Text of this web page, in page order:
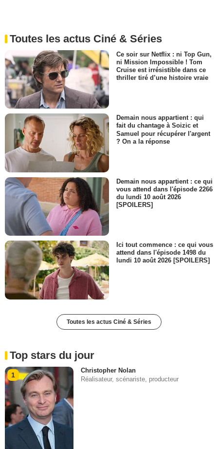
Toutes les actus Ciné & Séries
Ce soir sur Netflix : ni Top Gun,
ni Mission Impossible ! Tom
Cruise est irrésistible dans ce
thriller tiré d’une histoire vraie
Demain nous appartient : qui
fait du chantage à Soizic et
Samuel pour récupérer l'argent
? On a la réponse
Demain nous appartient : ce qui
vous attend dans l'épisode 2266
du lundi 10 août 2026
[SPOILERS]
Ici tout commence : ce qui vous
attend dans l'épisode 1498 du
lundi 10 août 2026 [SPOILERS]
Toutes les actus Ciné & Séries
Top stars du jour
1
Christopher Nolan
Réalisateur, scénariste, producteur